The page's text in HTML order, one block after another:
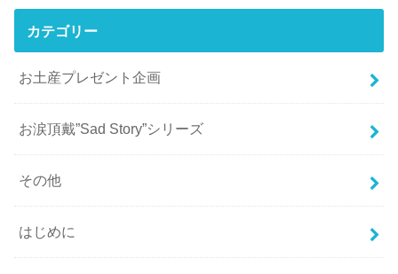
カテゴリー
お土産プレゼント企画
お涙頂戴”Sad Story”シリーズ
その他
はじめに